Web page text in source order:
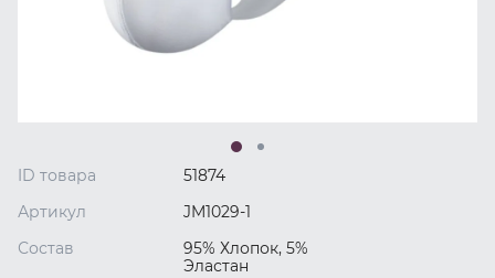
ID товара
51874
Артикул
JM1029-1
Состав
95% Хлопок, 5%
Эластан